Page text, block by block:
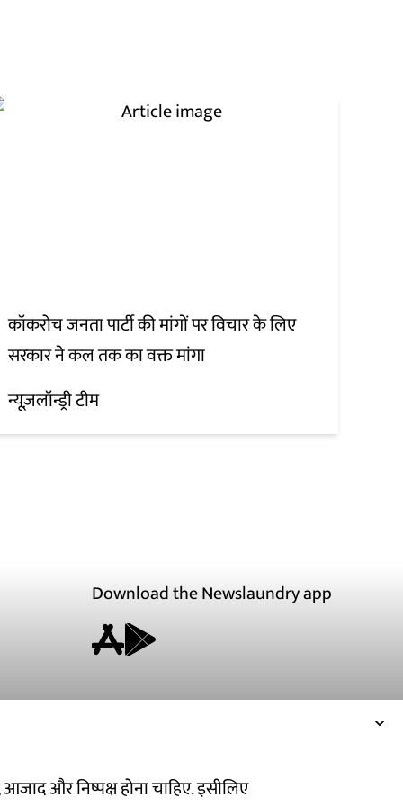
आजाद और निष्पक्ष होना चाहिए. इसीलिए
कॉकरोच जनता पार्टी की मांगों पर विचार के लिए
सरकार ने कल तक का वक्त मांगा
न्यूज़लॉन्ड्री टीम
Download the Newslaundry app